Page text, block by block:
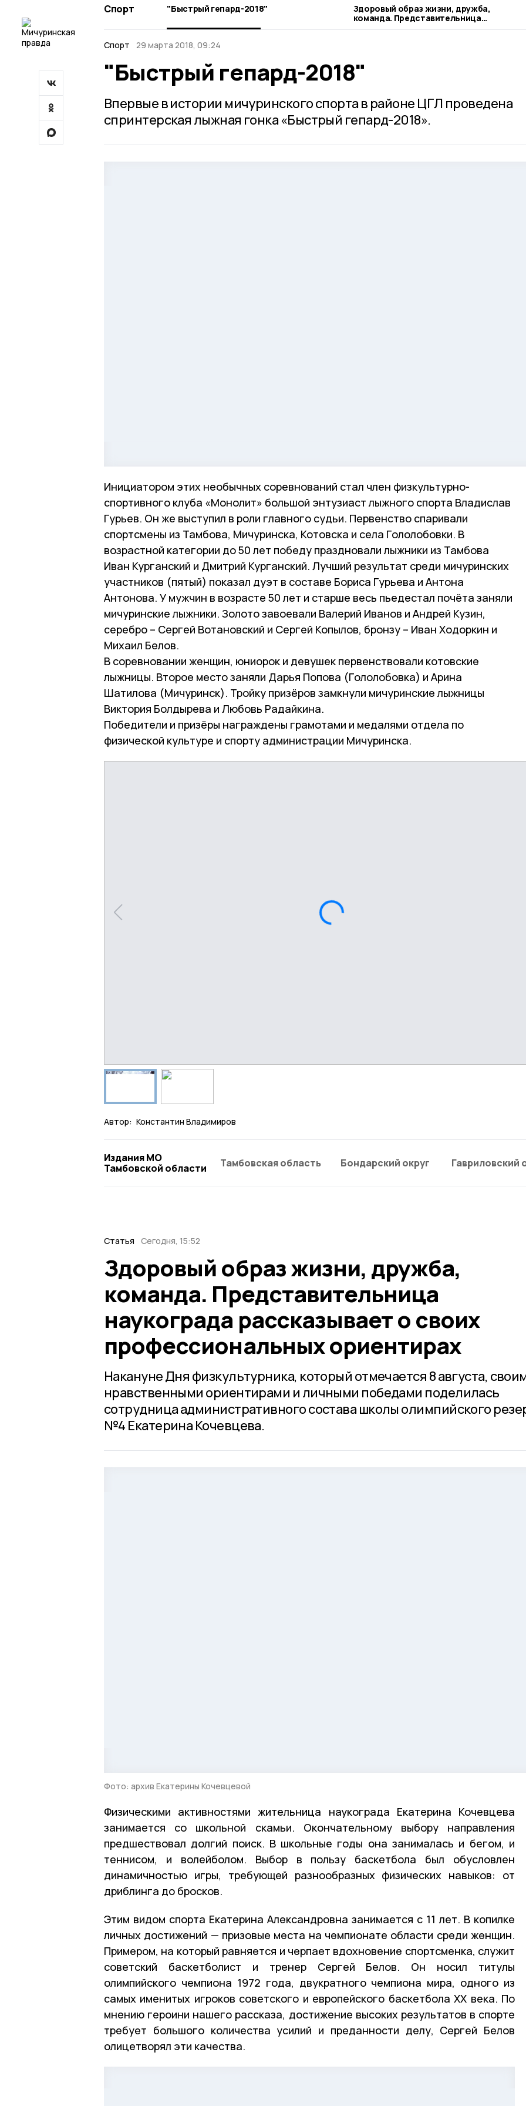
Спорт "Быстрый гепард-2018"
Здоровый образ жизни, дружба,
команда. Представительница
наукограда рассказывает о своих
Спорт
29 марта 2018, 09:24
"Быстрый гепард-2018"
Впервые в истории мичуринского спорта в районе ЦГЛ проведена
спринтерская лыжная гонка «Быстрый гепард-2018».
Инициатором этих необычных соревнований стал член физкультурно-
спортивного клуба «Монолит» большой энтузиаст лыжного спорта Владислав
Гурьев. Он же выступил в роли главного судьи. Первенство спаривали
спортсмены из Тамбова, Мичуринска, Котовска и села Гололобовки. В
возрастной категории до 50 лет победу праздновали лыжники из Тамбова
Иван Курганский и Дмитрий Курганский. Лучший результат среди мичуринских
участников (пятый) показал дуэт в составе Бориса Гурьева и Антона
Антонова. У мужчин в возрасте 50 лет и старше весь пьедестал почёта заняли
мичуринские лыжники. Золото завоевали Валерий Иванов и Андрей Кузин,
серебро – Сергей Вотановский и Сергей Копылов, бронзу – Иван Ходоркин и
Михаил Белов.
В соревновании женщин, юниорок и девушек первенствовали котовские
лыжницы. Второе место заняли Дарья Попова (Гололобовка) и Арина
Шатилова (Мичуринск). Тройку призёров замкнули мичуринские лыжницы
Виктория Болдырева и Любовь Радайкина.
Победители и призёры награждены грамотами и медалями отдела по
физической культуре и спорту администрации Мичуринска.
Автор: Константин Владимиров
Издания МО
Тамбовской области
Тамбовская область Бондарский округ Гавриловский
Статья Сегодня, 15:52
Здоровый образ жизни, дружба,
команда. Представительница
наукограда рассказывает о своих
профессиональных ориентирах
Накануне Дня физкультурника, который отмечается 8 августа,
нравственными ориентирами и личными победами поделилась
сотрудница административного состава школы олимпийского
№4 Екатерина Кочевцева.
Фото: архив Екатерины Кочевцевой
Физическими активностями жительница наукограда Екатерина Кочевцева
занимается со школьной скамьи. Окончательному выбору направления
предшествовал долгий поиск. В школьные годы она занималась и бегом, и
теннисом, и волейболом. Выбор в пользу баскетбола был обусловлен
динамичностью игры, требующей разнообразных физических навыков: от
дриблинга до бросков.
Этим видом спорта Екатерина Александровна занимается с 11 лет. В копилке
личных достижений — призовые места на чемпионате области среди женщин.
Примером, на который равняется и черпает вдохновение спортсменка, служит
советский баскетболист и тренер Сергей Белов. Он носил титулы
олимпийского чемпиона 1972 года, двукратного чемпиона мира, одного из
самых именитых игроков советского и европейского баскетбола XX века. По
мнению героини нашего рассказа, достижение высоких результатов в спорте
требует большого количества усилий и преданности делу, Сергей Белов
олицетворял эти качества.